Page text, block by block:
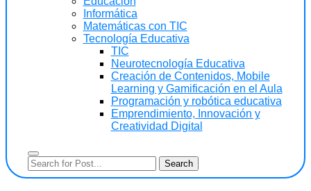
Informática
Matemáticas con TIC
Tecnología Educativa
TIC
Neurotecnología Educativa
Creación de Contenidos, Mobile
Learning y Gamificación en el Aula
Programación y robótica educativa
Emprendimiento, Innovación y
Creatividad Digital